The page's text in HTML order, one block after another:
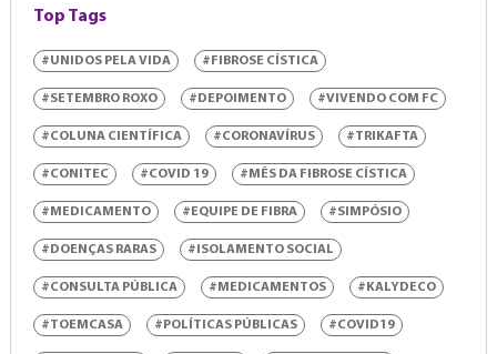
Top Tags
#UNIDOS PELA VIDA #FIBROSE CÍSTICA
#SETEMBRO ROXO #DEPOIMENTO #VIVENDO COM FC
#COLUNA CIENTÍFICA #CORONAVÍRUS #TRIKAFTA
#CONITEC #COVID 19 #MÊS DA FIBROSE CÍSTICA
#MEDICAMENTO #EQUIPE DE FIBRA #SIMPÓSIO
#DOENÇAS RARAS #ISOLAMENTO SOCIAL
#CONSULTA PÚBLICA #MEDICAMENTOS #KALYDECO
#TOEMCASA #POLÍTICAS PÚBLICAS #COVID19